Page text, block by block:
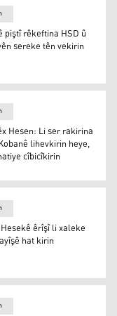
rêyên sereke tên
piştî rêkeftina HSD û
sereke tên vekirin
Kobanê
Hesen: Li ser rakirina
lihevkirin heye,
cîbicîkirin
Asayîşê hat kirin
êrîşî li xaleke
hat kirin